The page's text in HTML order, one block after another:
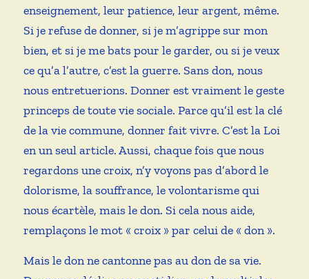
enseignement, leur patience, leur argent, même.
Si je refuse de donner, si je m’agrippe sur mon
bien, et si je me bats pour le garder, ou si je veux
ce qu’a l’autre, c’est la guerre. Sans don, nous
nous entretuerions. Donner est vraiment le geste
princeps de toute vie sociale. Parce qu’il est la clé
de la vie commune, donner fait vivre. C’est la Loi
en un seul article. Aussi, chaque fois que nous
regardons une croix, n’y voyons pas d’abord le
dolorisme, la souffrance, le volontarisme qui
nous écartèle, mais le don. Si cela nous aide,
remplaçons le mot « croix » par celui de « don ».
Mais le don ne cantonne pas au don de sa vie.